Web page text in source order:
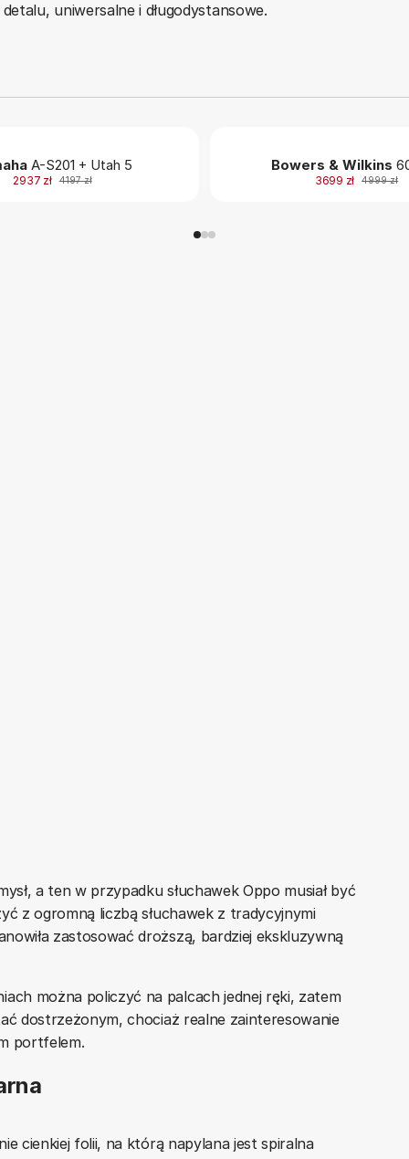
uniwersalne i długodystansowe.
A-S201 + Utah 5
2937 zł 4197 zł
Bowers & Wilkins
3699 zł 4999 zł
a ten w przypadku słuchawek Oppo musiał być
z ogromną liczbą słuchawek z tradycyjnymi
zastosować droższą, bardziej ekskluzywną
można policzyć na palcach jednej ręki, zatem
dostrzeżonym, chociaż realne zainteresowanie
portfelem.
cienkiej folii, na którą napylana jest spiralna